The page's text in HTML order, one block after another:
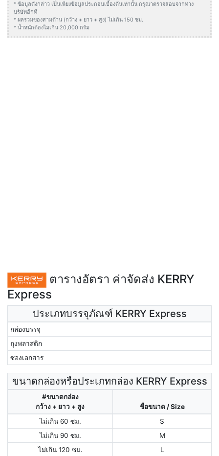
* ข้อมูลดังกล่าว เป็นเพียงข้อมูลประกอบเบื้องต้นเท่านั้น กรุณาตรวจสอบจากทาง
บริษัทอีกที
* ผลรวมของสามด้าน (กว้าง + ยาว + สูง) ไม่เกิน 150 ซม.
* น้ำหนักต้องไมเกิน 20,000 กรัม
ตารางอัตรา ค่าจัดส่ง KERRY
Express
ประเภทบรรจุภัณฑ์ KERRY Express
กล่องบรรจุ
ถุงพลาสติก
ซองเอกสาร
ขนาดกล่องหรือประเภทกล่อง KERRY Express
#ขนาดกล่อง
กว้าง + ยาว + สูง
ชื่อขนาด / Size
ไม่เกิน 60 ซม.
S
ไม่เกิน 90 ซม.
M
ไม่เกิน 120 ซม.
L